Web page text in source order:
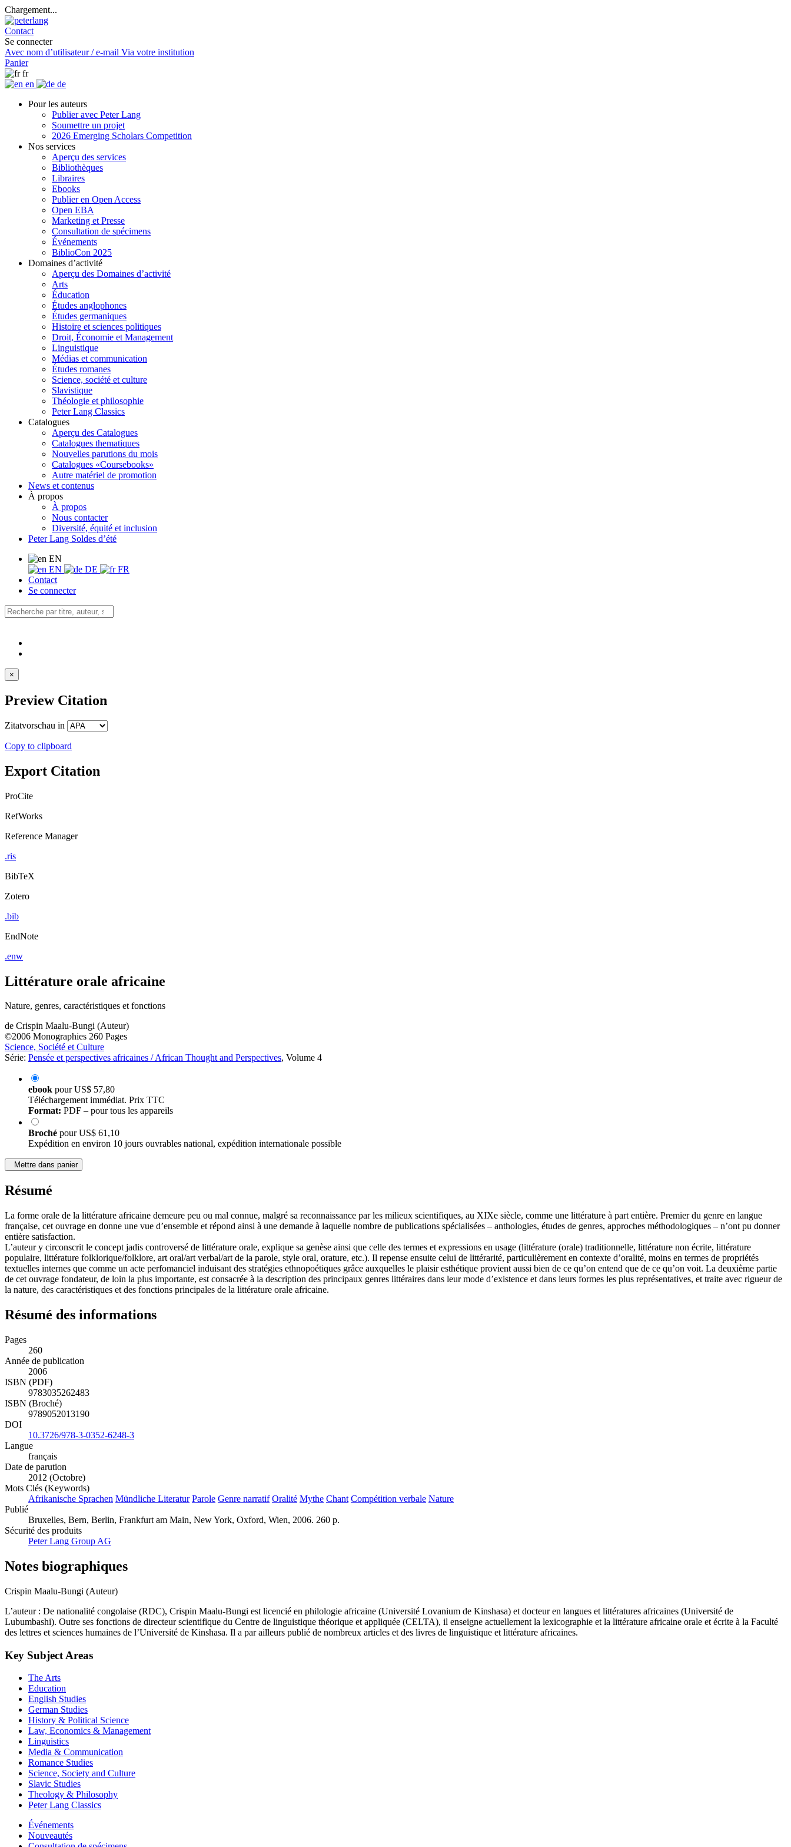
Chargement...
Contact
Se connecter
Avec nom d’utilisateur / e-mail Via votre institution
Panier
fr
en
de
Pour les auteurs
Publier avec Peter Lang
Soumettre un projet
2026 Emerging Scholars Competition
Nos services
Aperçu des services
Bibliothèques
Libraires
Ebooks
Publier en Open Access
Open EBA
Marketing et Presse
Consultation de spécimens
Événements
BiblioCon 2025
Domaines d’activité
Aperçu des Domaines d’activité
Arts
Éducation
Études anglophones
Études germaniques
Histoire et sciences politiques
Droit, Économie et Management
Linguistique
Médias et communication
Études romanes
Science, société et culture
Slavistique
Théologie et philosophie
Peter Lang Classics
Catalogues
Aperçu des Catalogues
Catalogues thematiques
Nouvelles parutions du mois
Catalogues «Coursebooks»
Autre matériel de promotion
News et contenus
À propos
À propos
Nous contacter
Diversité, équité et inclusion
Peter Lang Soldes d’été
EN
EN
DE
FR
Contact
Se connecter
×
Preview Citation
Zitatvorschau in
Copy to clipboard
Export Citation
ProCite
RefWorks
Reference Manager
.ris
BibTeX
Zotero
.bib
EndNote
.enw
Littérature orale africaine
Nature, genres, caractéristiques et fonctions
de Crispin Maalu-Bungi (Auteur)
©2006 Monographies 260 Pages
Science, Société et Culture
Série: Pensée et perspectives africaines / African Thought and Perspectives, Volume 4
ebook pourUS$ 57,80
Téléchargement immédiat. Prix TTC
Format: PDF – pour tous les appareils
Broché pourUS$ 61,10
Expédition en environ 10 jours ouvrables national, expédition internationale possible
Mettre dans panier
Résumé
La forme orale de la littérature africaine demeure peu ou mal connue, malgré sa reconnaissance par les milieux scientifiques, au XIXe siècle, comme une littérature à part entière. Premier du genre en langue
française, cet ouvrage en donne une vue d’ensemble et répond ainsi à une demande à laquelle nombre de publications spécialisées – anthologies, études de genres, approches méthodologiques – n’ont pu donner
entière satisfaction.
L’auteur y circonscrit le concept jadis controversé de littérature orale, explique sa genèse ainsi que celle des termes et expressions en usage (littérature (orale) traditionnelle, littérature non écrite, littérature
populaire, littérature folklorique/folklore, art oral/art verbal/art de la parole, style oral, orature, etc.). Il repense ensuite celui de littérarité, particulièrement en contexte d’oralité, moins en termes de propriétés
textuelles internes que comme un acte perfomanciel induisant des stratégies ethnopoétiques grâce auxquelles le plaisir esthétique provient aussi bien de ce qu’on entend que de ce qu’on voit. La deuxième partie
de cet ouvrage fondateur, de loin la plus importante, est consacrée à la description des principaux genres littéraires dans leur mode d’existence et dans leurs formes les plus représentatives, et traite avec rigueur de
la nature, des caractéristiques et des fonctions principales de la littérature orale africaine.
Résumé des informations
Pages
260
Année de publication
2006
ISBN (PDF)
9783035262483
ISBN (Broché)
9789052013190
DOI
10.3726/978-3-0352-6248-3
Langue
français
Date de parution
2012 (Octobre)
Mots Clés (Keywords)
Afrikanische Sprachen Mündliche Literatur Parole Genre narratif Oralité Mythe Chant Compétition verbale Nature
Publié
Bruxelles, Bern, Berlin, Frankfurt am Main, New York, Oxford, Wien, 2006. 260 p.
Sécurité des produits
Peter Lang Group AG
Notes biographiques
Crispin Maalu-Bungi (Auteur)
L’auteur : De nationalité congolaise (RDC), Crispin Maalu-Bungi est licencié en philologie africaine (Université Lovanium de Kinshasa) et docteur en langues et littératures africaines (Université de
Lubumbashi). Outre ses fonctions de directeur scientifique du Centre de linguistique théorique et appliquée (CELTA), il enseigne actuellement la lexicographie et la littérature africaine orale et écrite à la Faculté
des lettres et sciences humaines de l’Université de Kinshasa. Il a par ailleurs publié de nombreux articles et des livres de linguistique et littérature africaines.
Key Subject Areas
The Arts
Education
English Studies
German Studies
History & Political Science
Law, Economics & Management
Linguistics
Media & Communication
Romance Studies
Science, Society and Culture
Slavic Studies
Theology & Philosophy
Peter Lang Classics
Événements
Nouveautés